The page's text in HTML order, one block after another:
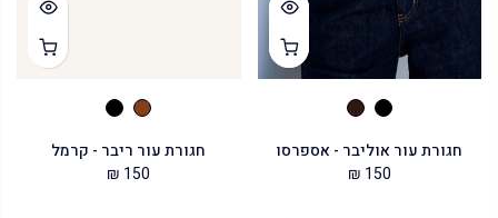
חגורת עור אוליבר - אספרסו
150 ₪
חגורת עור ריבר - קרמל
150 ₪